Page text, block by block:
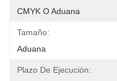
CMYK O Aduana
Tamaño:
Aduana
Plazo De Ejecución: